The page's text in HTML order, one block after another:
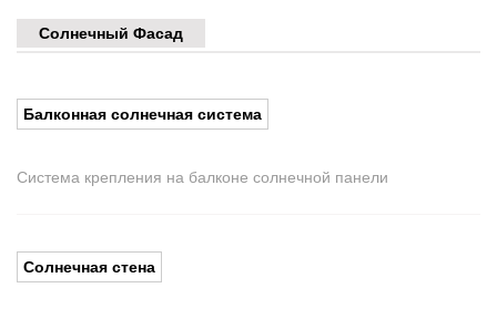
Солнечный Фасад
Балконная солнечная система
Система крепления на балконе солнечной панели
Солнечная стена